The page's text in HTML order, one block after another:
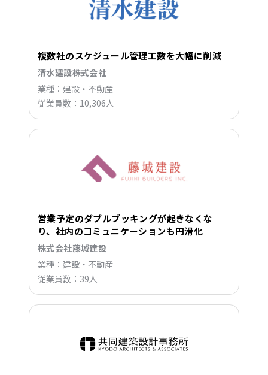
複数社のスケジュール管理工数を大幅に削減
清水建設株式会社
業種：建設・不動産
従業員数：10,306人
営業予定のダブルブッキングが起きなくな
り、社内のコミュニケーションも円滑化
株式会社藤城建設
業種：建設・不動産
従業員数：39人